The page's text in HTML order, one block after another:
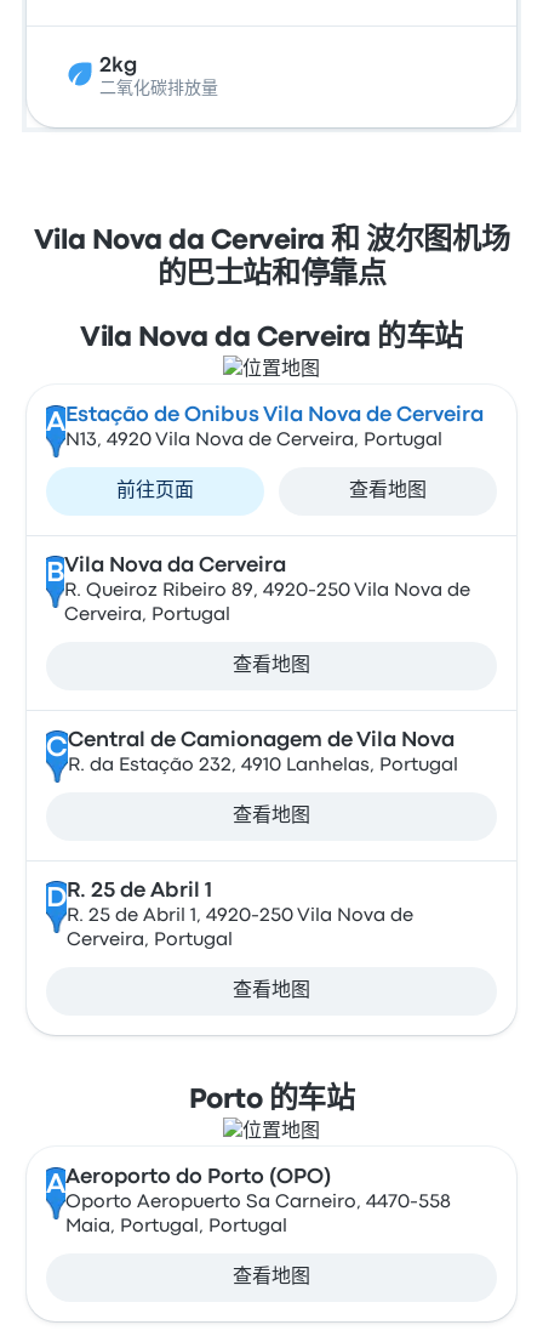
2kg
二氧化碳排放量
Vila Nova da Cerveira 和 波尔图机场
的巴士站和停靠点
Vila Nova da Cerveira 的车站
A Estação de Onibus Vila Nova de Cerveira
N13, 4920 Vila Nova de Cerveira, Portugal
前往页面 查看地图
BVila Nova da Cerveira
R. Queiroz Ribeiro 89, 4920-250 Vila Nova de
Cerveira, Portugal
查看地图
CCentral de Camionagem de Vila Nova
R. da Estação 232, 4910 Lanhelas, Portugal
查看地图
DR. 25 de Abril 1
R. 25 de Abril 1, 4920-250 Vila Nova de
Cerveira, Portugal
查看地图
Porto 的车站
AAeroporto do Porto (OPO)
Oporto Aeropuerto Sa Carneiro, 4470-558
Maia, Portugal, Portugal
查看地图